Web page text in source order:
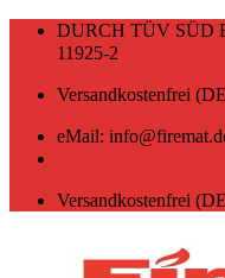
Zum
DURCH TÜV SÜD
11925-2
Versandkostenfrei
eMail:
Versandkostenfrei